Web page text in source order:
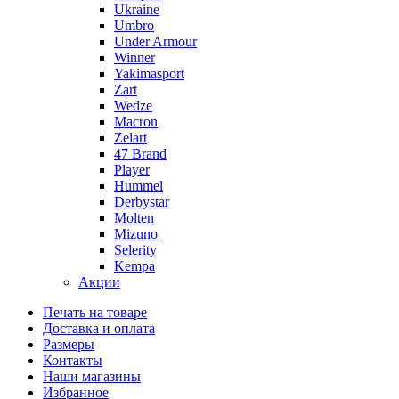
Ukraine
Umbro
Under Armour
Winner
Yakimasport
Zart
Wedze
Macron
Zelart
47 Brand
Player
Hummel
Derbystar
Molten
Mizuno
Selerity
Kempa
Акции
Печать на товаре
Доставка и оплата
Размеры
Контакты
Наши магазины
Избранное